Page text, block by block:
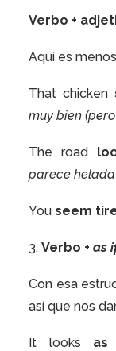
Verbo +
Aquí es
That chicken
muy bien
The road
parece
You seem
3. Verbo + as
Con esa
así que nos
It looks as